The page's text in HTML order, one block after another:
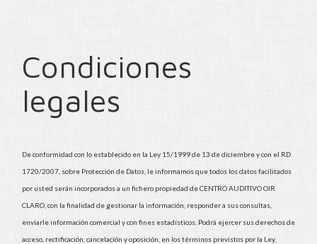
Condiciones
legales
De conformidad con lo establecido en la Ley 15/1999 de 13 de diciembre y con el RD
1720/2007, sobre Protección de Datos, le informamos que todos los datos facilitados
por usted serán incorporados a un fichero propiedad deCENTRO AUDITIVO OIR
CLARO , con la finalidad de gestionar la información, responder a sus consultas,
enviarle información comercial y con fines estadísticos. Podrá ejercer sus derechos de
acceso, rectificación, cancelación y oposición, en los términos previstos por la Ley,